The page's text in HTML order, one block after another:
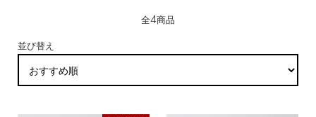
全4商品
並び替え